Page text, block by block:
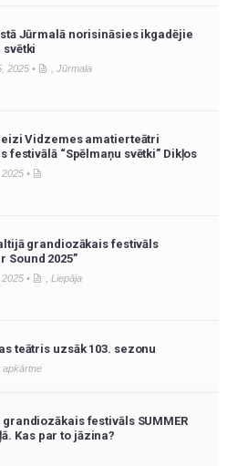
Jūrmalā norisināsies ikgadējie
svētki
2025 • Jūrmala
Vidzemes amatierteātri
festivālā “Spēlmaņu svētki” Dikļos
•
grandiozākais festivāls
Sound 2025”
• Liepāja
teātris uzsāk 103. sezonu
apkārtne
festivāls SUMMER
Kas par to jāzina?